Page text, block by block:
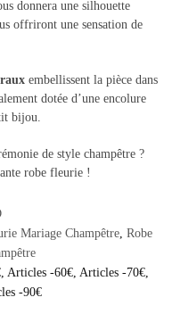
donnera une silhouette
offriront une sensation de
embellissent la pièce dans
dotée d’une encolure
bijou.
de style champêtre ?
robe fleurie !
Mariage Champêtre, Robe
, Articles -60€, Articles -70€,
-90€